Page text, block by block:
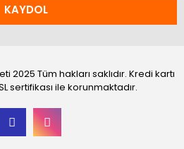
KAYDOL
2025 Tüm hakları saklıdır. Kredi kartı
sertifikası ile korunmaktadır.